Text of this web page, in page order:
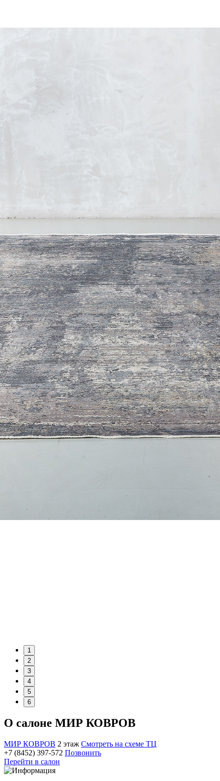
1
2
3
4
5
6
О салоне МИР КОВРОВ
МИР КОВРОВ 2 этаж Смотреть на схеме ТЦ
+7 (8452) 397-572 Позвонить
Перейти в салон